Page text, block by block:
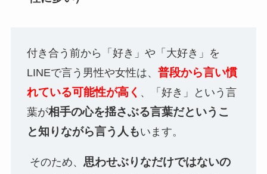
付き合う前から「好き」や「大好き」を
LINEで言う男性や女性は、 普段から言い慣
れている可能性が高く 、「好き」という言
葉が相手の心を揺さぶる言葉だというこ
と知りながら言う人もいます。
そのため、 思わせぶりなだけではないの